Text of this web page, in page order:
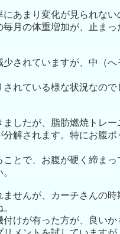
あまり変化が見られな
月の体重増加が、止ま
されていますが、中（
れている様な状況なの
ましたが、脂肪燃焼トレ
解されます。特にお腹
ことで、お腹が硬く締まっ
せんが、カーチさんの
けが有った方が、良い